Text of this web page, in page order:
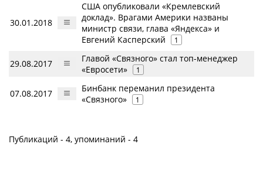
30.01.2018
США опубликовали «Кремлевский
доклад». Врагами Америки названы
министр связи, глава «Яндекса» и
Евгений Касперский
1
29.08.2017
Главой «Связного» стал топ-менеджер
«Евросети»
1
07.08.2017
Бинбанк переманил президента
«Связного»
1
Публикаций - 4, упоминаний - 4